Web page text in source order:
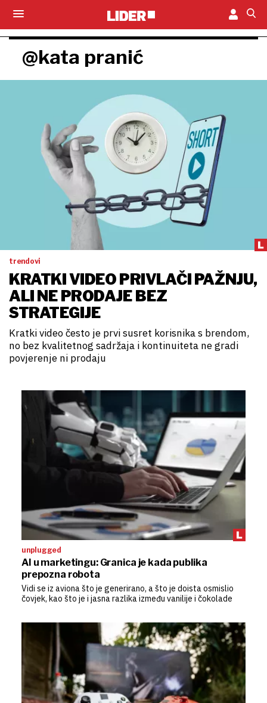
@kata pranić
trendovi
KRATKI VIDEO PRIVLAČI PAŽNJU,
ALI NE PRODAJE BEZ
STRATEGIJE
Kratki video često je prvi susret korisnika s brendom,
no bez kvalitetnog sadržaja i kontinuiteta ne gradi
povjerenje ni prodaju
unplugged
AI u marketingu: Granica je kada publika
prepozna robota
Vidi se iz aviona što je generirano, a što je doista osmislio
čovjek, kao što je i jasna razlika između vanilije i čokolade